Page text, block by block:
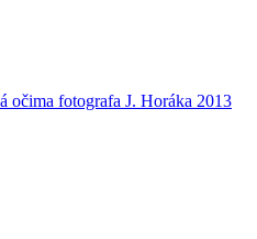
očima fotografa J. Horáka 2013